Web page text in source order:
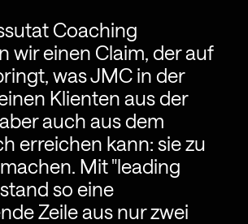
Coaching
wir einen Claim, der auf
was JMC in der
Klienten aus der
auch aus dem
erreichen kann: sie zu
Mit "leading
so eine
Zeile aus nur zwei